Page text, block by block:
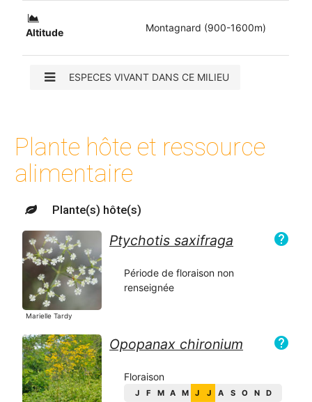
Altitude Montagnard (900-1600m)
ESPECES VIVANT DANS CE MILIEU
Plante hôte et ressource
alimentaire
Plante(s) hôte(s)
Marielle Tardy
Ptychotis saxifraga help
Période de floraison non
renseignée
Opopanax chironium help
Floraison
J F M A M J J A S O N D